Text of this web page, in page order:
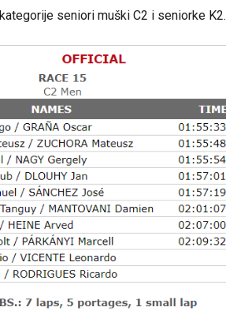
seniori muški C2 i seniorke K2.